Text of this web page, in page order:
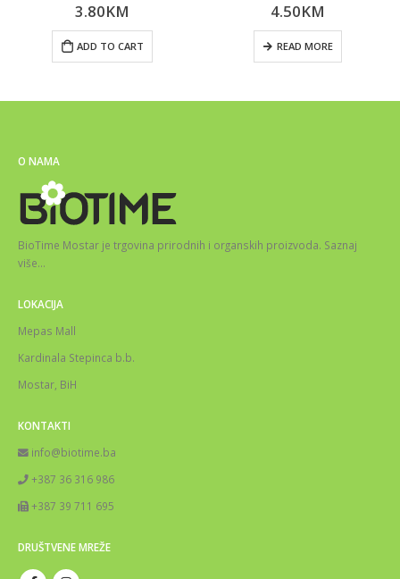
0out of 5
3.80KM
ADD TO CART
0out of 5
4.50KM
READ MORE
O NAMA
BioTime Mostar je trgovina prirodnih i organskih proizvoda. Saznaj
više…
LOKACIJA
Mepas Mall
Kardinala Stepinca b.b.
Mostar, BiH
KONTAKTI
info@biotime.ba
+387 36 316 986
+387 39 711 695
DRUŠTVENE MREŽE